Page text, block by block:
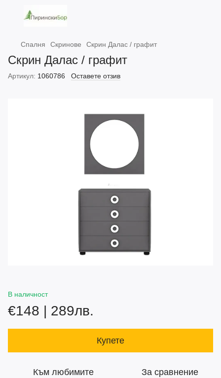
Спалня Скринове Скрин Далас / графит
Скрин Далас / графит
Артикул: 1060786 Оставете отзив
В наличност
€148 | 289лв.
Купете
Към любимите За сравнение